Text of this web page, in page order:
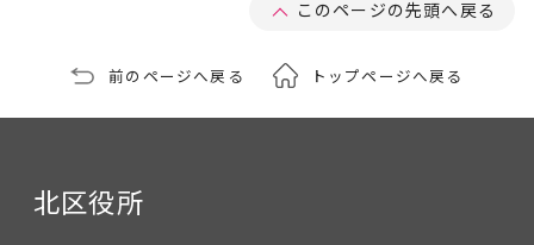
このページの先頭へ戻る
前のページへ戻る トップページへ戻る
北区役所